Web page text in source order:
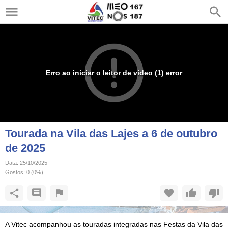
Erro ao iniciar o leitor de vídeo (1) error
Tourada na Vila das Lajes a 6 de outubro
de 2025
Data: 25/10/2025
Gostos: 0 (0%)
A Vitec acompanhou as touradas integradas nas Festas da Vila das